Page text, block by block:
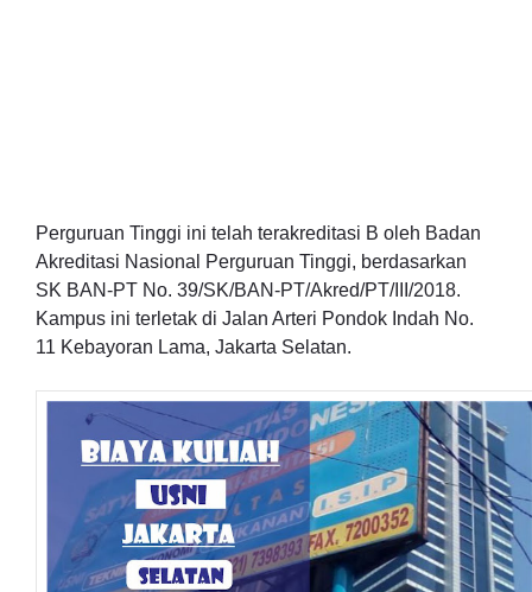
Perguruan Tinggi ini telah terakreditasi B oleh Badan
Akreditasi Nasional Perguruan Tinggi, berdasarkan
SK BAN-PT No. 39/SK/BAN-PT/Akred/PT/III/2018.
Kampus ini terletak di Jalan Arteri Pondok Indah No.
11 Kebayoran Lama, Jakarta Selatan.